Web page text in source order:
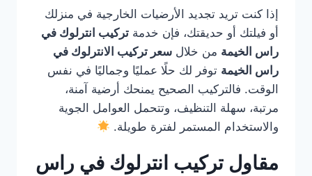
إذا كنت تريد تجديد الأرضيات الخارجية في منزلك
أو فيلتك أو حديقتك، فإن خدمة تركيب انترلوك في
راس الخيمة من خلال سعر تركيب الانترلوك في
راس الخيمة توفر لك حلًا عمليًا وجماليًا في نفس
الوقت. فالتركيب الصحيح يمنحك أرضية آمنة،
مرتبة، سهلة التنظيف، وتتحمل العوامل الجوية
والاستخدام المستمر لفترة طويلة.
مقاول تركيب انترلوك في راس